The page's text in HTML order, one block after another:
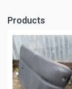
Products